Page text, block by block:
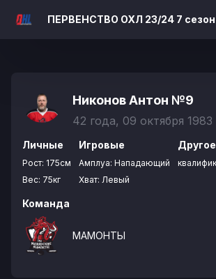
ПЕРВЕНСТВО ОХЛ 23/24 7 сезон
Никонов Антон №9
42 года, 09 октября 1983
Личные
Рост: 175см
Вес: 75кг
Игровые
Амплуа: Нападающий
Хват: Левый
Другое
Команда
МАМОНТЫ